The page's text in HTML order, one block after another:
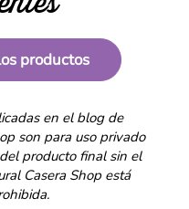
productos
en el blog de
son para uso privado
producto final sin el
Casera Shop está